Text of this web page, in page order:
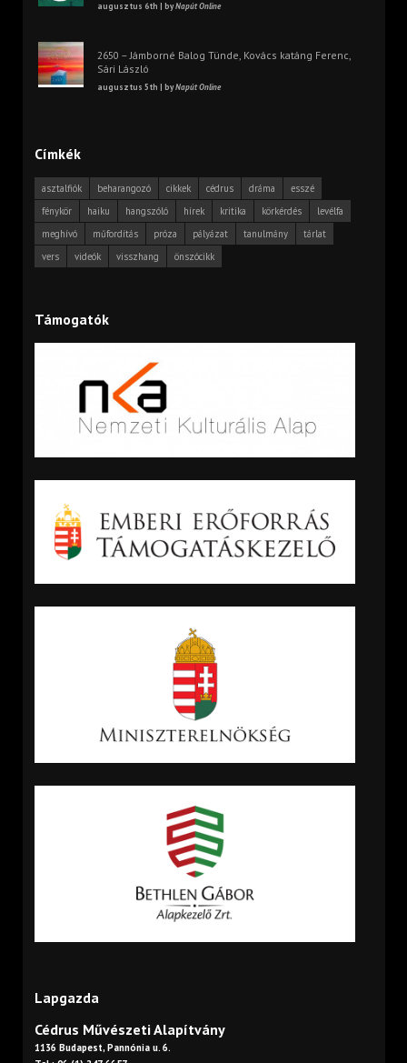
augusztus 6th | byNapút Online
2650 – Jámborné Balog Tünde, Kovács katáng Ferenc,
Sári László
augusztus 5th | byNapút Online
Címkék
asztalfiók beharangozó cikkek cédrus dráma
esszé
fénykör
haiku hangszóló hírek kritika körkérdés
levélfa
meghívó
műfordítás próza pályázat tanulmány
tárlat
vers
videók visszhang önszócikk
Támogatók
Lapgazda
Cédrus Művészeti Alapítvány
1136 Budapest, Pannónia u. 6.